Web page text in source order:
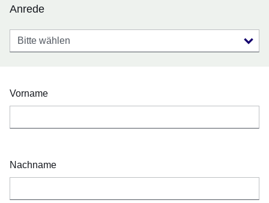
Anrede
Anrede
Vorname
Nachname